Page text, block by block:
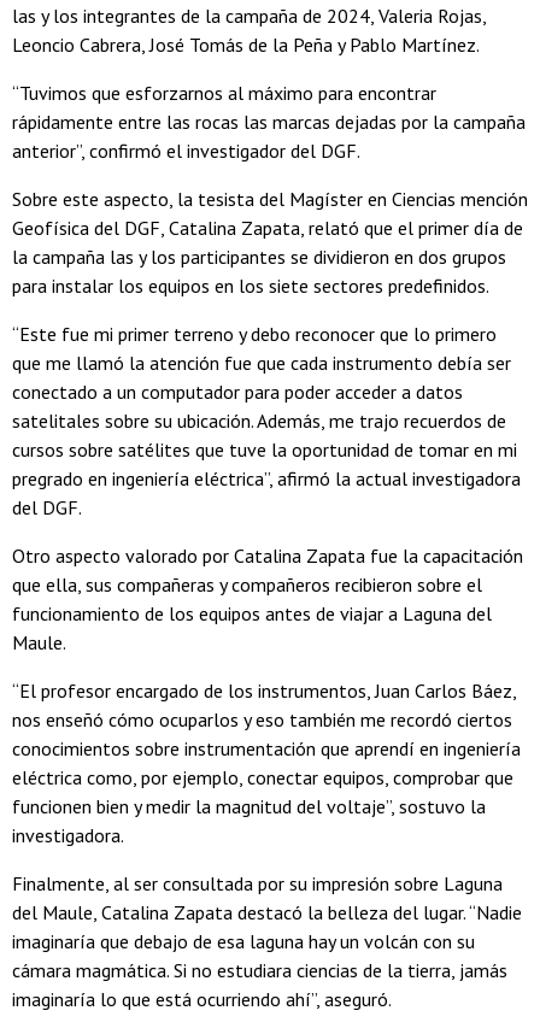
las y los integrantes de la campaña de 2024, Valeria Rojas,
Leoncio Cabrera, José Tomás de la Peña y Pablo Martínez.
“Tuvimos que esforzarnos al máximo para encontrar
rápidamente entre las rocas las marcas dejadas por la campaña
anterior”, confirmó el investigador del DGF.
Sobre este aspecto, la tesista del Magíster en Ciencias mención
Geofísica del DGF, Catalina Zapata, relató que el primer día de
la campaña las y los participantes se dividieron en dos grupos
para instalar los equipos en los siete sectores predefinidos.
“Este fue mi primer terreno y debo reconocer que lo primero
que me llamó la atención fue que cada instrumento debía ser
conectado a un computador para poder acceder a datos
satelitales sobre su ubicación. Además, me trajo recuerdos de
cursos sobre satélites que tuve la oportunidad de tomar en mi
pregrado en ingeniería eléctrica”, afirmó la actual investigadora
del DGF.
Otro aspecto valorado por Catalina Zapata fue la capacitación
que ella, sus compañeras y compañeros recibieron sobre el
funcionamiento de los equipos antes de viajar a Laguna del
Maule.
“El profesor encargado de los instrumentos, Juan Carlos Báez,
nos enseñó cómo ocuparlos y eso también me recordó ciertos
conocimientos sobre instrumentación que aprendí en ingeniería
eléctrica como, por ejemplo, conectar equipos, comprobar que
funcionen bien y medir la magnitud del voltaje”, sostuvo la
investigadora.
Finalmente, al ser consultada por su impresión sobre Laguna
del Maule, Catalina Zapata destacó la belleza del lugar. “Nadie
imaginaría que debajo de esa laguna hay un volcán con su
cámara magmática. Si no estudiara ciencias de la tierra, jamás
imaginaría lo que está ocurriendo ahí”, aseguró.